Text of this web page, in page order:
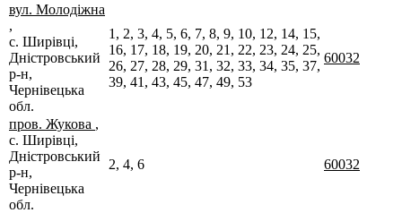
вул. Молодіжна
,
с. Ширівці,
Дністровський
р-н,
Чернівецька
обл.
1, 2, 3, 4, 5, 6, 7, 8, 9, 10, 12, 14, 15,
16, 17, 18, 19, 20, 21, 22, 23, 24, 25,
26, 27, 28, 29, 31, 32, 33, 34, 35, 37,
39, 41, 43, 45, 47, 49, 53
60032
пров. Жукова ,
с. Ширівці,
Дністровський
р-н,
Чернівецька
обл.
2, 4, 6 60032